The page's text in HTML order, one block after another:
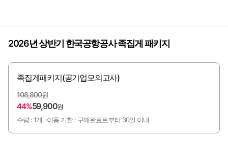
2026년 상반기 한국공항공사 족집게 패키지
족집게패키지(공기업모의고사)
108,800원
44%59,900원
수량 : 1개
이용 기한 : 구매완료로부터 30일 이내